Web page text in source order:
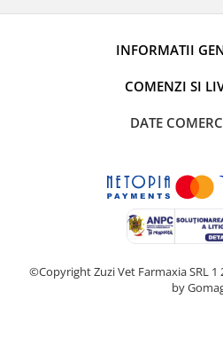
INFORMATII
COMENZI SI
DATE
©Copyright Zuzi Vet Farmaxia SRL 1
by